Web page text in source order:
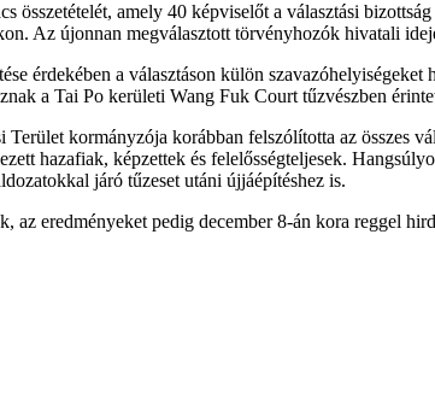
összetételét, amely 40 képviselőt a választási
Az újonnan megválasztott törvényhozók hivatali
érdekében a választáson külön
a Tai Po kerületi Wang Fuk Court tűzvészben
kormányzója korábban felszólította az összes
hazafiak, képzettek és felelősségteljesek.
járó tűzeset utáni újjáépítéshez is.
az eredményeket pedig december 8-án kora reggel